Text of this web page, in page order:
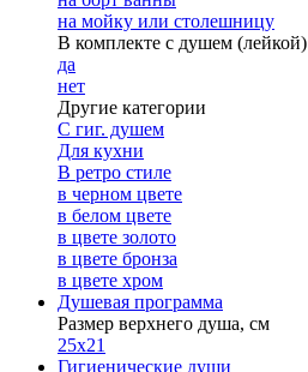
на мойку или столешницу
В комплекте с душем (лейкой)
да
нет
Другие категории
С гиг. душем
Для кухни
В ретро стиле
в черном цвете
в белом цвете
в цвете золото
в цвете бронза
в цвете хром
Душевая программа
Размер верхнего душа, см
25х21
Гигиенические души